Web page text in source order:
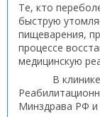
Те, кто
быструю
пищеварения,
процессе
медицинскую
В клинике
Минздрава РФ и